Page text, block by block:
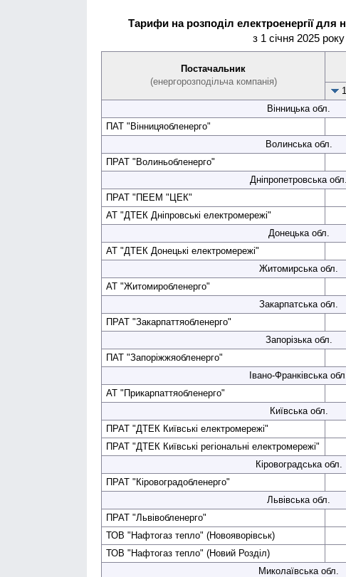
Тарифи на розподіл електроенергії для
з 1 січня 2025 року
Постачальник
(енерго­розподільча компанія)
Вінницька обл.
ПАТ "Вінниця­обленерго"
Волинська обл.
ПРАТ "Волинь­обленерго"
Дніпропетровська обл.
ПРАТ "ПЕЕМ "ЦЕК"
АТ "ДТЕК Дніпровські електро­мережі"
Донецька обл.
АТ "ДТЕК Донецькі електро­мережі"
Житомирська обл.
АТ "Житомир­обленерго"
Закарпатська обл.
ПРАТ "Закарпаття­обленерго"
Запорізька обл.
ПАТ "Запоріжжя­обленерго"
Івано-Франківська обл.
АТ "Прикарпаття­обленерго"
Київська обл.
ПРАТ "ДТЕК Київські електро­мережі"
ПРАТ "ДТЕК Київські регіональні електро­мережі"
Кіровоградська обл.
ПРАТ "Кіровоград­обленерго"
Львівська обл.
ПРАТ "Львів­обленерго"
ТОВ "Нафтогаз тепло" (Новояворівськ)
ТОВ "Нафтогаз тепло" (Новий Розділ)
Миколаївська обл.